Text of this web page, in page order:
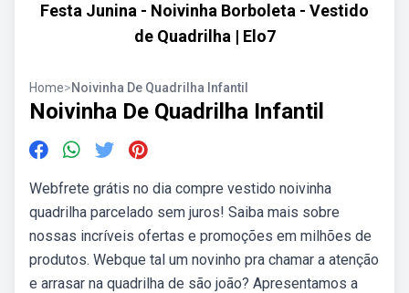
Festa Junina - Noivinha Borboleta - Vestido
de Quadrilha | Elo7
Home>Noivinha De Quadrilha Infantil
Noivinha De Quadrilha Infantil
Webfrete grátis no dia compre vestido noivinha
quadrilha parcelado sem juros! Saiba mais sobre
nossas incríveis ofertas e promoções em milhões de
produtos. Webque tal um novinho pra chamar a atenção
e arrasar na quadrilha de são joão? Apresentamos a